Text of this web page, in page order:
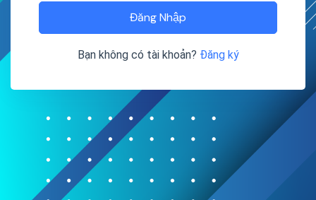
Đăng Nhập
Bạn không có tài khoản? Đăng ký